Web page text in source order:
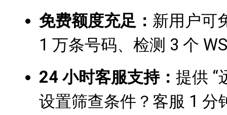
免费额度充足： 新用户可
1 万条号码、检测 3 个
24 小时客服支持： 提供 “
设置筛查条件？客服 1 分